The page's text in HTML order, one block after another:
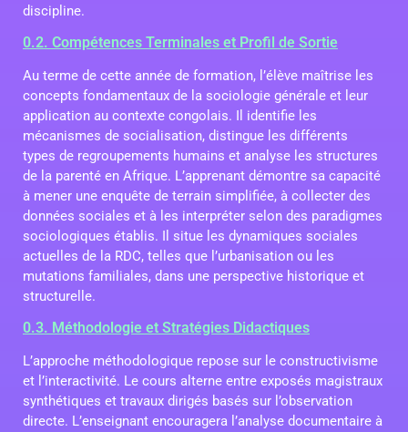
discipline.
0.2. Compétences Terminales et Profil de Sortie
Au terme de cette année de formation, l’élève maîtrise les
concepts fondamentaux de la sociologie générale et leur
application au contexte congolais. Il identifie les
mécanismes de socialisation, distingue les différents
types de regroupements humains et analyse les structures
de la parenté en Afrique. L’apprenant démontre sa capacité
à mener une enquête de terrain simplifiée, à collecter des
données sociales et à les interpréter selon des paradigmes
sociologiques établis. Il situe les dynamiques sociales
actuelles de la RDC, telles que l’urbanisation ou les
mutations familiales, dans une perspective historique et
structurelle.
0.3. Méthodologie et Stratégies Didactiques
L’approche méthodologique repose sur le constructivisme
et l’interactivité. Le cours alterne entre exposés magistraux
synthétiques et travaux dirigés basés sur l’observation
directe. L’enseignant encouragera l’analyse documentaire à